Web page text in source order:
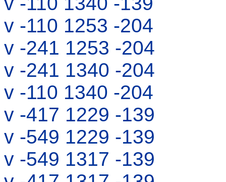
v -110 1253 -204
v -241 1253 -204
v -241 1340 -204
v -110 1340 -204
v -417 1229 -139
v -549 1229 -139
v -549 1317 -139